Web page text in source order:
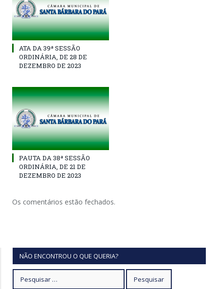
ATA DA 39ª SESSÃO
ORDINÁRIA, DE 28 DE
DEZEMBRO DE 2023
PAUTA DA 38ª SESSÃO
ORDINÁRIA, DE 21 DE
DEZEMBRO DE 2023
Os comentários estão fechados.
NÃO ENCONTROU O QUE QUERIA?